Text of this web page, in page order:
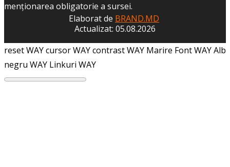
menţionarea obligatorie a sursei.
Elaborat de BRAND.MD
Actualizat: 05.08.2026
reset WAYcursor WAYcontrast WAY Marire Font WAYAlb
negru WAY Linkuri WAY